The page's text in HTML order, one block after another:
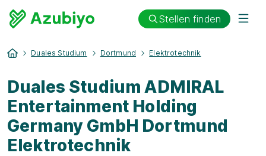
Stellen finden
Duales Studium Dortmund Elektrotechnik
Duales Studium ADMIRAL
Entertainment Holding
Germany GmbH Dortmund
Elektrotechnik